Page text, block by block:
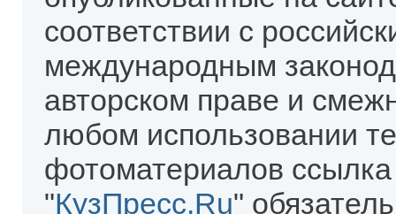
соответствии с
международным
авторском праве и
любом использовании
фотоматериалов
"КузПресс.Ru"